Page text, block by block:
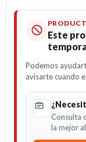
Este
Podemos
avisarte cuando
Consulta
la mejor